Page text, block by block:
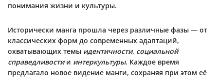
понимания жизни и культуры.
Исторически манга прошла через различные фазы — от
классических форм до современных адаптаций,
охватывающих темы идентичности, социальной
справедливостии интеркультуры. Каждое время
предлагало новое видение манги, сохраняя при этом её